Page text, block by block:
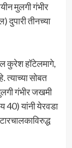
मुलगी गंभीर
दुपारी तीनच्या
कुरेश हॉटेलमागे,
त्याच्या सोबत
गंभीर जखमी
40) यांनी येरवडा